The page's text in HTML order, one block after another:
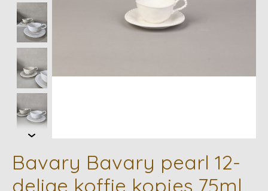
Bavary Bavary pearl 12-
delige koffie kopjes 75ml